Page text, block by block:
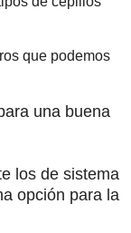
que podemos
una buena
los de sistema
opción para la